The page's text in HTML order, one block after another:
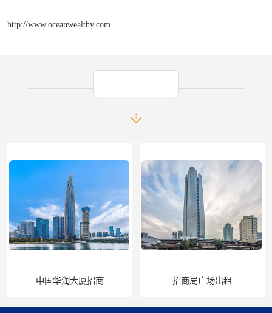
http://www.oceanwealthy.com
中国华润大厦招商 招商局广场出租